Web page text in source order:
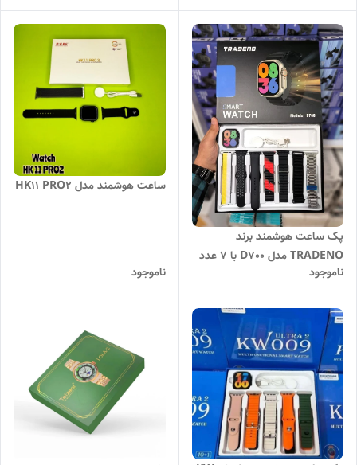
پک ساعت هوشمند برند
TRADENO مدل D700 با 7 عدد
بند
ناموجود
ساعت هوشمند مدل HK11 PRO2
ناموجود